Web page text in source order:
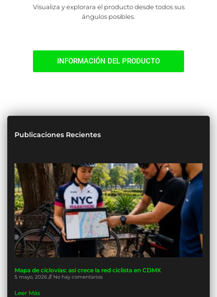
Visualiza y explorara el producto desde todos sus
ángulos posibles.
INFORMACIÓN DEL PRODUCTO
Publicaciones Recientes
Mapa de ciclovías: así crece la red ciclista en CDMX
5 mayo, 2026 No hay comentarios
Leer Más